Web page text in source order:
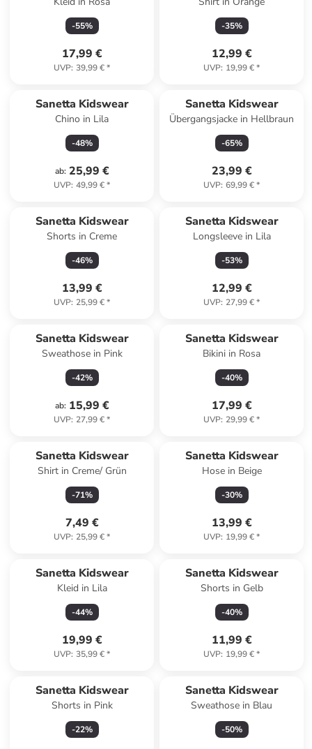
-55%
17,99 €
UVP: 39,99 €*
-35%
12,99 €
UVP: 19,99 €*
Sanetta Kidswear
Chino in Lila
-48%
ab: 25,99 €
UVP: 49,99 €*
Sanetta Kidswear
Übergangsjacke in Hellbraun
-65%
23,99 €
UVP: 69,99 €*
Sanetta Kidswear
Shorts in Creme
-46%
13,99 €
UVP: 25,99 €*
Sanetta Kidswear
Longsleeve in Lila
-53%
12,99 €
UVP: 27,99 €*
Sanetta Kidswear
Sweathose in Pink
-42%
ab: 15,99 €
UVP: 27,99 €*
Sanetta Kidswear
Bikini in Rosa
-40%
17,99 €
UVP: 29,99 €*
Sanetta Kidswear
Shirt in Creme/ Grün
-71%
7,49 €
UVP: 25,99 €*
Sanetta Kidswear
Hose in Beige
-30%
13,99 €
UVP: 19,99 €*
Sanetta Kidswear
Kleid in Lila
-44%
19,99 €
UVP: 35,99 €*
Sanetta Kidswear
Shorts in Gelb
-40%
11,99 €
UVP: 19,99 €*
Sanetta Kidswear
Shorts in Pink
-22%
Sanetta Kidswear
Sweathose in Blau
-50%